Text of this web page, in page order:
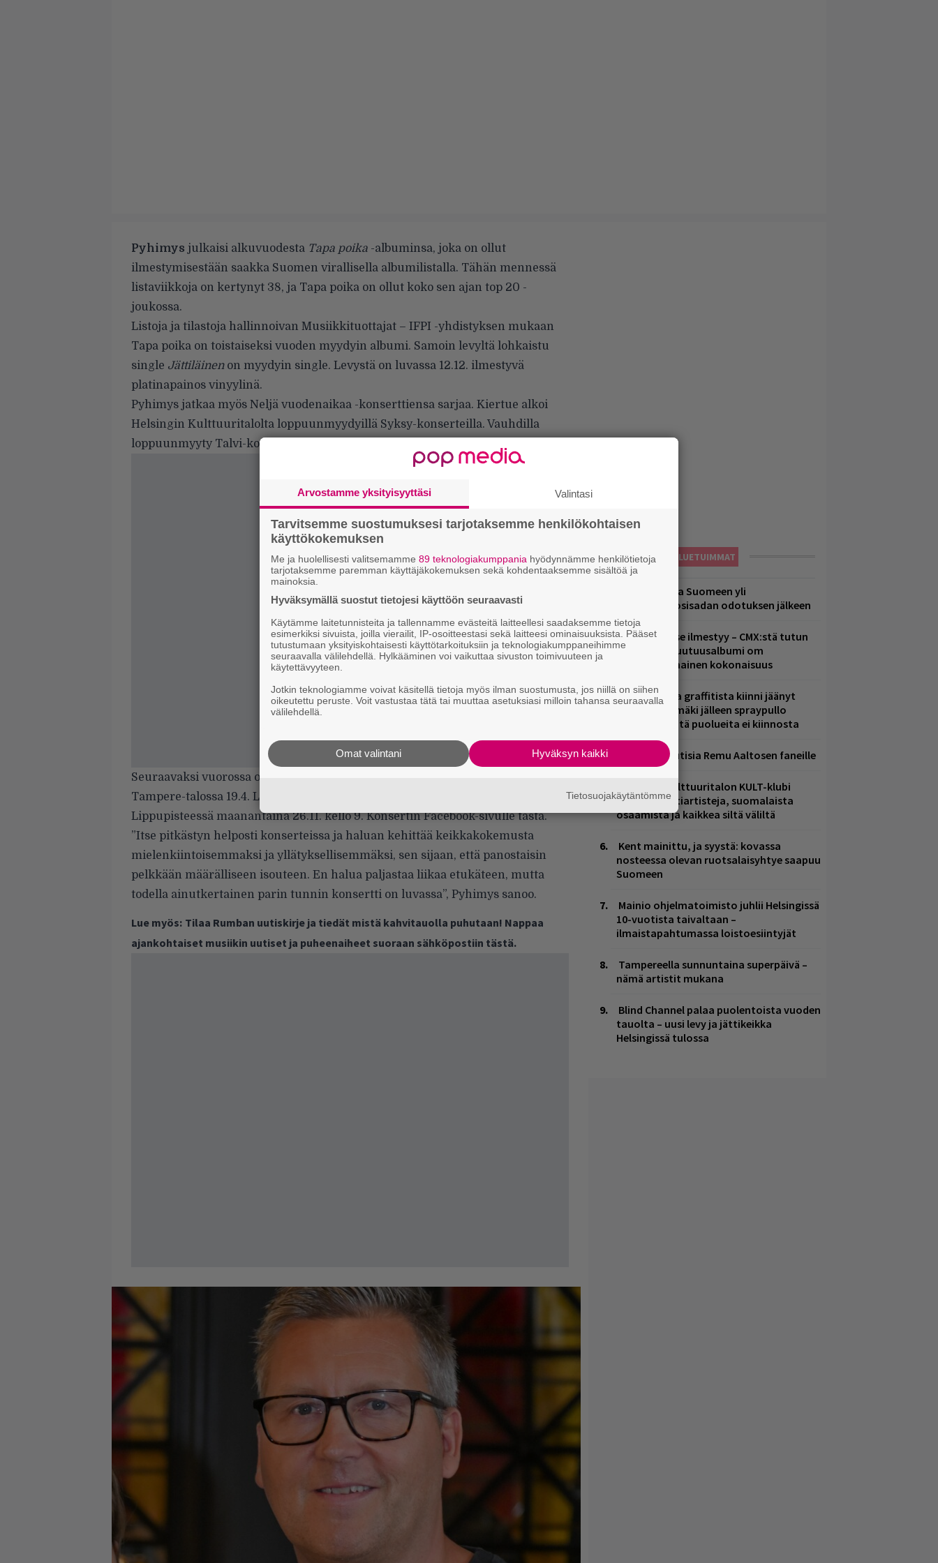
Pyhimys julkaisi alkuvuodesta Tapa poika -albuminsa, joka on ollut
ilmestymisestään saakka Suomen virallisella albumilistalla. Tähän mennessä
listaviikkoja on kertynyt 38, ja Tapa poika on ollut koko sen ajan top 20 -
joukossa.
Listoja ja tilastoja hallinnoivan Musiikkituottajat – IFPI -yhdistyksen mukaan
Tapa poika on toistaiseksi vuoden myydyin albumi. Samoin levyltä lohkaistu
single Jättiläinenon myydyin single. Levystä on luvassa 12.12. ilmestyvä
platinapainos vinyylinä.
Pyhimys jatkaa myös Neljä vuodenaikaa -konserttiensa sarjaa. Kiertue alkoi
Helsingin Kulttuuritalolta loppuunmyydyillä Syksy-konserteilla. Vauhdilla
loppuunmyyty Talvi-konsertti järjestetään helmikuussa Jyväskylässä.
Seuraavaksi vuorossa on Neljä vuodenaikaa: Kevät, ja se konsertti järjestetään
Tampere-talossa 19.4. Liput maksavat 45 euroa ja niiden myynti alkaa
Lippupisteessä maanantaina 26.11. kello 9. KonsertinFacebook-sivulle tästä.
”Itse pitkästyn helposti konserteissa ja haluan kehittää keikkakokemusta
mielenkiintoisemmaksi ja yllätyksellisemmäksi, sen sijaan, että panostaisin
pelkkään määrälliseen isouteen. En halua paljastaa liikaa etukäteen, mutta
todella ainutkertainen parin tunnin konsertti on luvassa”, Pyhimys sanoo.
Lue myös: Tilaa Rumban uutiskirje ja tiedät mistä kahvitauolla puhutaan! Nappaa
ajankohtaiset musiikin uutiset ja puheenaiheet suoraan sähköpostiin tästä.
LUETUIMMAT
Weezer palaa Suomeen yli
neljännesvuosisadan odotuksen jälkeen
Huomenna se ilmestyy – CMX:stä tutun
A.W. Yrjänän uutuusalbumi om
mammuttimainen kokonaisuus
Laittomasta graffitista kiinni jäänyt
Paavo Arhinmäki jälleen spraypullo
kädessä – näitä puolueita ei kiinnosta
Mainioita uutisia Remu Aaltosen faneille
Helsingin Kulttuuritalon KULT-klubi
tarjoaa kulttiartisteja, suomalaista
osaamista ja kaikkea siltä väliltä
Kent mainittu, ja syystä: kovassa
nosteessa olevan ruotsalaisyhtye saapuu
Suomeen
Mainio ohjelmatoimisto juhlii Helsingissä
10-vuotista taivaltaan –
ilmaistapahtumassa loistoesiintyjät
Tampereella sunnuntaina superpäivä –
nämä artistit mukana
Blind Channel palaa puolentoista vuoden
tauolta – uusi levy ja jättikeikka
Helsingissä tulossa
Arvostamme yksityisyyttäsi Valintasi
Tarvitsemme suostumuksesi tarjotaksemme henkilökohtaisen
käyttökokemuksen
Me ja huolellisesti valitsemamme 89 teknologiakumppania hyödynnämme henkilötietoja
tarjotaksemme paremman käyttäjäkokemuksen sekä kohdentaaksemme sisältöä ja
mainoksia.
Hyväksymällä suostut tietojesi käyttöön seuraavasti
Käytämme laitetunnisteita ja tallennamme evästeitä laitteellesi saadaksemme tietoja
esimerkiksi sivuista, joilla vierailit, IP-osoitteestasi sekä laitteesi ominaisuuksista. Pääset
tutustumaan yksityiskohtaisesti käyttötarkoituksiin ja teknologiakumppaneihimme
seuraavalla välilehdellä. Hylkääminen voi vaikuttaa sivuston toimivuuteen ja
käytettävyyteen.
Jotkin teknologiamme voivat käsitellä tietoja myös ilman suostumusta, jos niillä on siihen
oikeutettu peruste. Voit vastustaa tätä tai muuttaa asetuksiasi milloin tahansa seuraavalla
välilehdellä.
Hyväksyn kaikki
Omat valintani
Tietosuojakäytäntömme